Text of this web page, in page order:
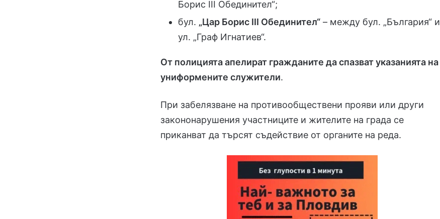
Борис III Обединител“;
бул. „Цар Борис III Обединител“ – между бул. „България“ и
ул. „Граф Игнатиев“.
От полицията апелират гражданите да спазват указанията на
униформените служители.
При забелязване на противообществени прояви или други
закононарушения участниците и жителите на града се
приканват да търсят съдействие от органите на реда.